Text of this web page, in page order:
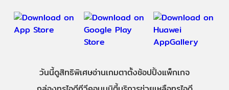
วันนี้ดูสิทธิพิเศษอ่านเกมตาตั้งช้อปปิ้งแพ็กเกจ